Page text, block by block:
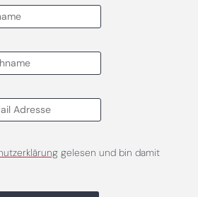
gelesen und bin damit